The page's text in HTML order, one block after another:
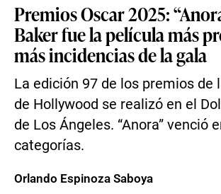
Premios Oscar 2025:
Baker fue la película más
más incidencias de la gala
La edición 97 de los premios de
de Hollywood se realizó en el
de Los Ángeles. “Anora” venció
categorías.
Orlando Espinoza Saboya